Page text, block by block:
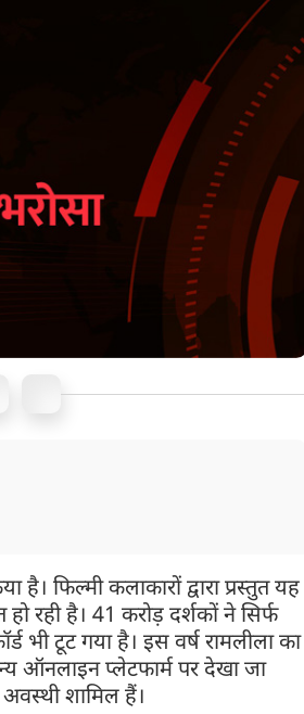
फिल्मी कलाकारों द्वारा प्रस्तुत यह
रही है। 41 करोड़ दर्शकों ने सिर्फ
भी टूट गया है। इस वर्ष रामलीला का
ऑनलाइन प्लेटफार्म पर देखा जा
शामिल हैं।